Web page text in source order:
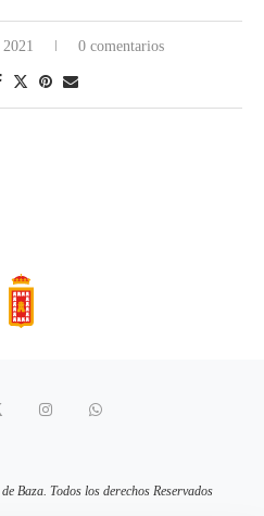
0 comentarios
Baza. Todos los derechos Reservados